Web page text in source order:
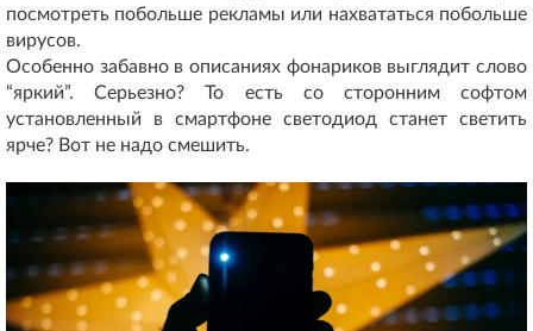
посмотреть побольше рекламы или нахвататься побольше
вирусов.
Особенно забавно в описаниях фонариков выглядит слово
“яркий”. Серьезно? То есть со сторонним софтом
установленный в смартфоне светодиод станет светить
ярче? Вот не надо смешить.